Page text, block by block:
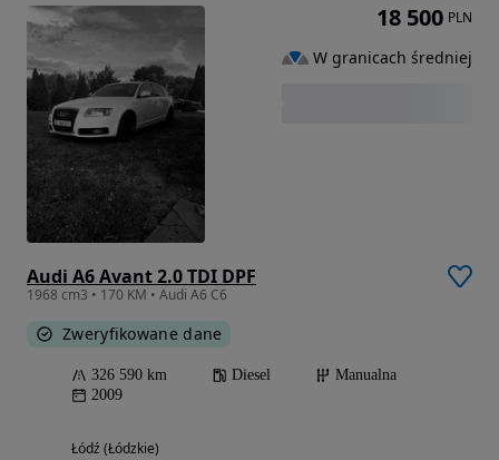
Audi A6 Avant 2.0 TDI DPF
1968 cm3 • 170 KM • Audi A6 C6
Zweryfikowane dane
326 590 km Diesel
Manualna
2009
Łódź (Łódzkie)
18 500 PLN
W granicach średniej